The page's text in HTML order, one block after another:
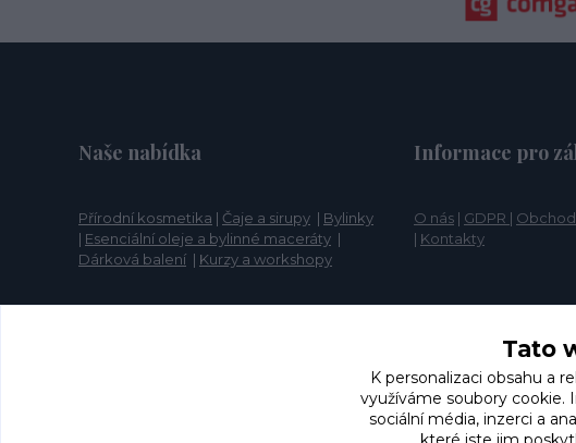
Naše nabídka
Přírodní kosmetika | Čaje a sirupy | Bylinky
| Esenciální oleje a bylinné maceráty |
Dárková balení | Kurzy a workshopy
Informace pro
O nás | GDPR |
| Kontakty
Tato
K personalizaci obsahu a
využíváme soubory cookie.
sociální média, inzerci a